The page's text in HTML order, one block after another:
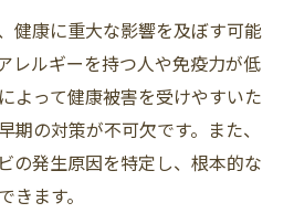
健康に重大な影響を及ぼす可能
レルギーを持つ人や免疫力が低
よって健康被害を受けやすいた
期の対策が不可欠です。また、
の発生原因を特定し、根本的な
ます。